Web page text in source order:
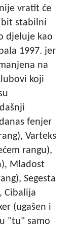
vratit će
bit stabilni
djeluje kao
1997. jer
na
koji
fenjer
Varteks
rangu),
Mladost
Segesta
Cibalija
(ugašen i
"tu" samo